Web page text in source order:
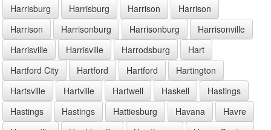
Harrisburg
Harrisburg Harrison
Harrison
Harrison
Harrisonburg Harrisonburg
Harrisonville
Harrisville
Harrisville Harrodsburg
Hart
Hartford City
Hartford Hartford
Hartington
Hartsville
Hartville Hartwell Haskell
Hastings
Hastings
Hastings Hattiesburg Havana
Havre